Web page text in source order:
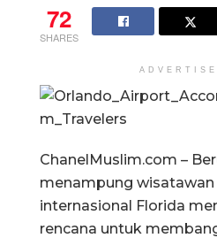
72
SHARES
ChanelMuslim.com –
menampung wisatawan
internasional Florida
rencana untuk